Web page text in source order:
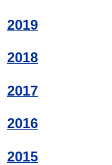
2019
2018
2017
2016
2015